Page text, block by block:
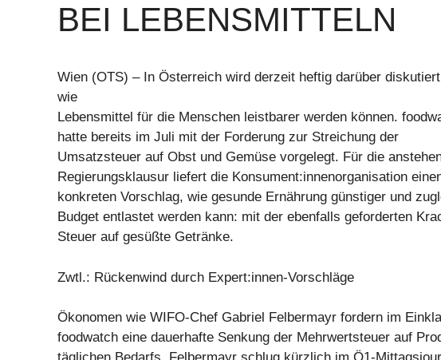
BEI LEBENSMITTELN
Wien (OTS) – In Österreich wird derzeit heftig darüber
wie
Lebensmittel für die Menschen leistbarer werden können.
hatte bereits im Juli mit der Forderung zur Streichung der
Umsatzsteuer auf Obst und Gemüse vorgelegt. Für die
Regierungsklausur liefert die Konsument:innenorganisation
konkreten Vorschlag, wie gesunde Ernährung günstiger und
Budget entlastet werden kann: mit der ebenfalls geforderten
Steuer auf gesüßte Getränke.
Zwtl.: Rückenwind durch Expert:innen-Vorschläge
Ökonomen wie WIFO-Chef Gabriel Felbermayr fordern im
foodwatch eine dauerhafte Senkung der Mehrwertsteuer auf